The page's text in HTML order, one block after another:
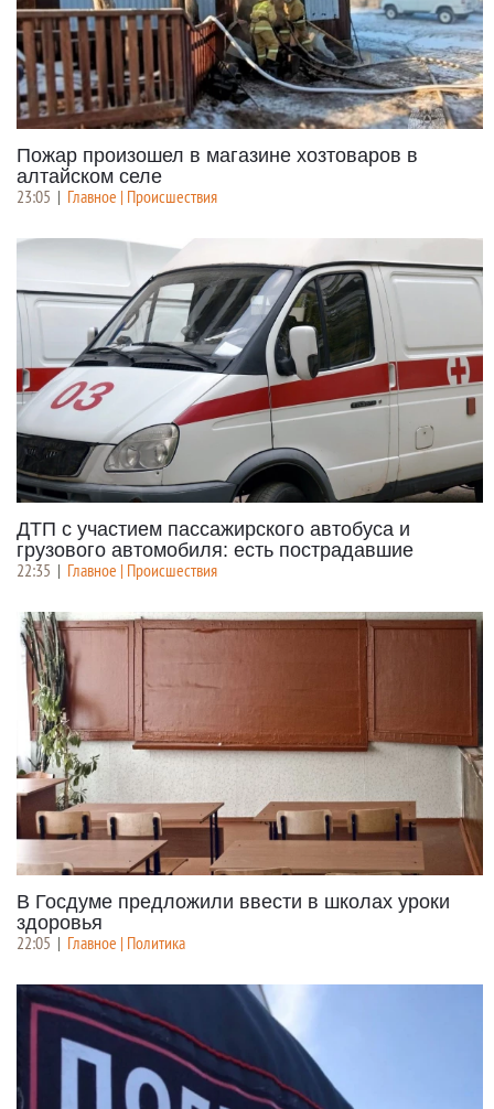
Пожар произошел в магазине хозтоваров в
алтайском селе
23:05 | Главное | Происшествия
ДТП с участием пассажирского автобуса и
грузового автомобиля: есть пострадавшие
22:35 | Главное | Происшествия
В Госдуме предложили ввести в школах уроки
здоровья
22:05 Главное | Политика